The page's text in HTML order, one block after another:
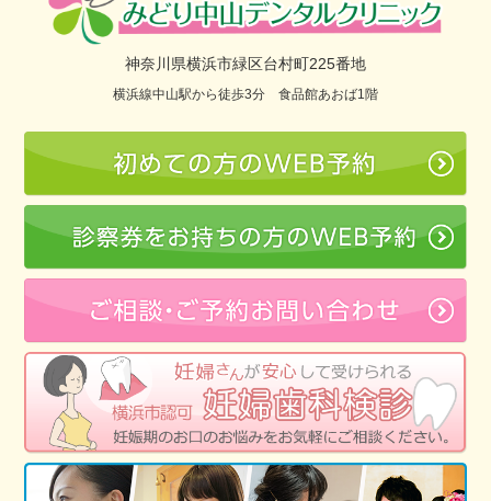
神奈川県横浜市緑区台村町225番地
横浜線中山駅から徒歩3分 食品館あおば1階